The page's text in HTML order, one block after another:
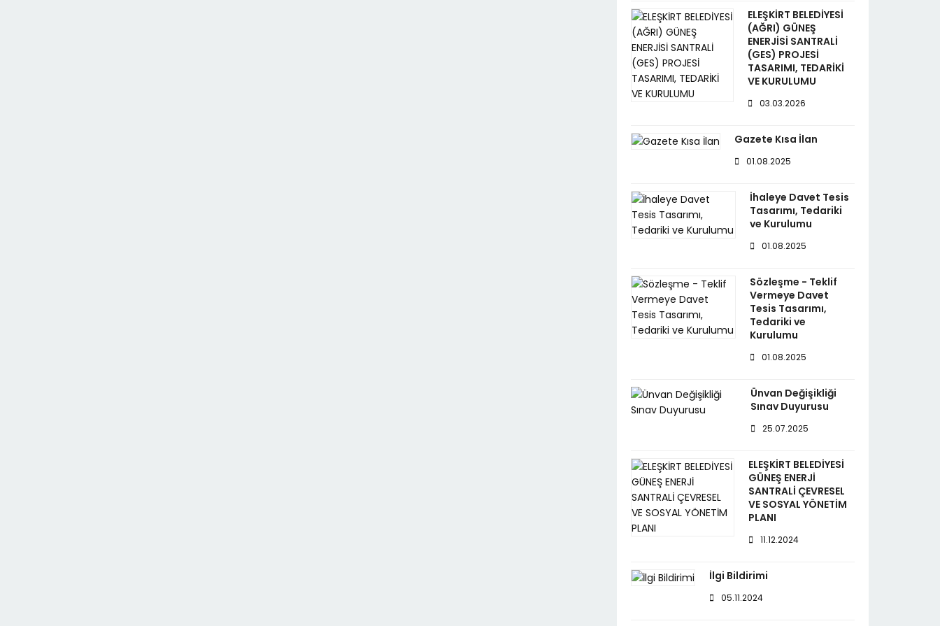
ELEŞKİRT BELEDİYESİ
(AĞRI) GÜNEŞ
ENERJİSİ SANTRALİ
(GES) PROJESİ
TASARIMI, TEDARİKİ
VE KURULUMU
03.03.2026
Gazete Kısa İlan
01.08.2025
İhaleye Davet Tesis
Tasarımı, Tedariki
ve Kurulumu
01.08.2025
Sözleşme - Teklif
Vermeye Davet
Tesis Tasarımı,
Tedariki ve
Kurulumu
01.08.2025
Ünvan Değişikliği
Sınav Duyurusu
25.07.2025
ELEŞKİRT BELEDİYESİ
GÜNEŞ ENERJİ
SANTRALİ ÇEVRESEL
VE SOSYAL YÖNETİM
PLANI
11.12.2024
İlgi Bildirimi
05.11.2024